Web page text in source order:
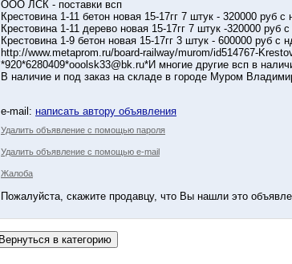
ООО ЛСК - поставки всп
Крестовина 1-11 бетон новая 15-17гг 7 штук - 320000 руб с
Крестовина 1-11 дерево новая 15-17гг 7 штук -320000 руб
Крестовина 1-9 бетон новая 15-17гг 3 штук - 600000 руб с
http://www.metaprom.ru/board-railway/murom/id514767-
*920*6280409*ooolsk33@bk.ru*И многие другие всп в
В наличие и под заказ на складе в городе Муром
e-mail: написать автору объявления
Удалить объявление с помощью пароля
Удалить объявление с помощью e-mail
Жалоба
Пожалуйста, скажите продавцу, что Вы нашли это